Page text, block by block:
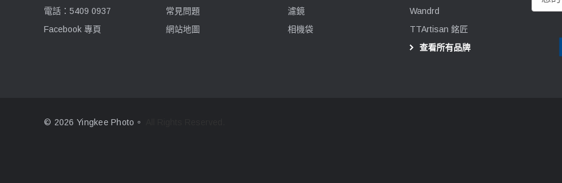
電話：5409 0937
Facebook 專頁
常見問題
網站地圖
濾鏡
相機袋
Wandrd
TTArtisan 銘匠
查看所有品牌
郵
© 2026 Yingkee Photo。